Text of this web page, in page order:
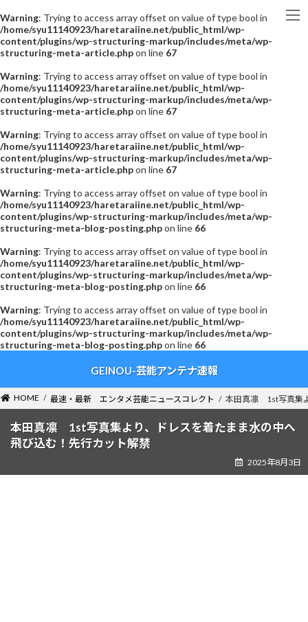
Warning: Trying to access array offset on value of type bool in
/home/syu11140923/haretaraiine.net/public_html/wp-
content/plugins/wp-structuring-markup/includes/meta/wp-
structuring-meta-article.phpon line 67
Warning: Trying to access array offset on value of type bool in
/home/syu11140923/haretaraiine.net/public_html/wp-
content/plugins/wp-structuring-markup/includes/meta/wp-
structuring-meta-article.phpon line 67
Warning: Trying to access array offset on value of type bool in
/home/syu11140923/haretaraiine.net/public_html/wp-
content/plugins/wp-structuring-markup/includes/meta/wp-
structuring-meta-article.phpon line 67
Warning: Trying to access array offset on value of type bool in
/home/syu11140923/haretaraiine.net/public_html/wp-
content/plugins/wp-structuring-markup/includes/meta/wp-
structuring-meta-blog-posting.phpon line 66
Warning: Trying to access array offset on value of type bool in
/home/syu11140923/haretaraiine.net/public_html/wp-
content/plugins/wp-structuring-markup/includes/meta/wp-
structuring-meta-blog-posting.phpon line 66
Warning: Trying to access array offset on value of type bool in
/home/syu11140923/haretaraiine.net/public_html/wp-
content/plugins/wp-structuring-markup/includes/meta/wp-
structuring-meta-blog-posting.phpon line 66
ン
ツ
ー
シ
GEINOU-芸能アンテナ速報
HOME 最速・最新 エンタメ芸能ニュースコレクト 本田真凛 1st写真集
本田真凛 1st写真集より、ドレスを着たまま水の中へ
飛び込む！先行カット解禁
2025年8月3日